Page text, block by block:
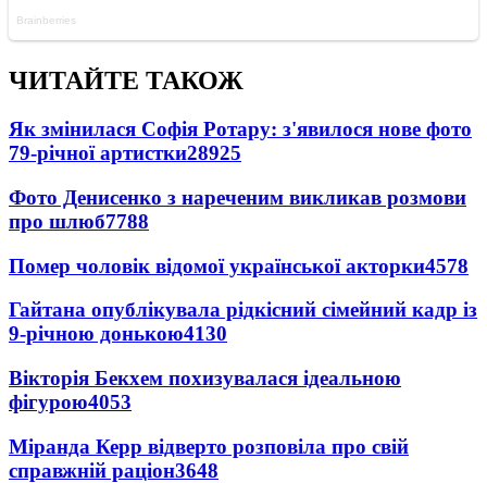
ЧИТАЙТЕ ТАКОЖ
Як змінилася Софія Ротару: з'явилося нове фото
79-річної артистки28925
Фото Денисенко з нареченим викликав розмови
про шлюб7788
Помер чоловік відомої української акторки4578
Гайтана опублікувала рідкісний сімейний кадр із
9-річною донькою4130
Вікторія Бекхем похизувалася ідеальною
фігурою4053
Міранда Керр відверто розповіла про свій
справжній раціон3648